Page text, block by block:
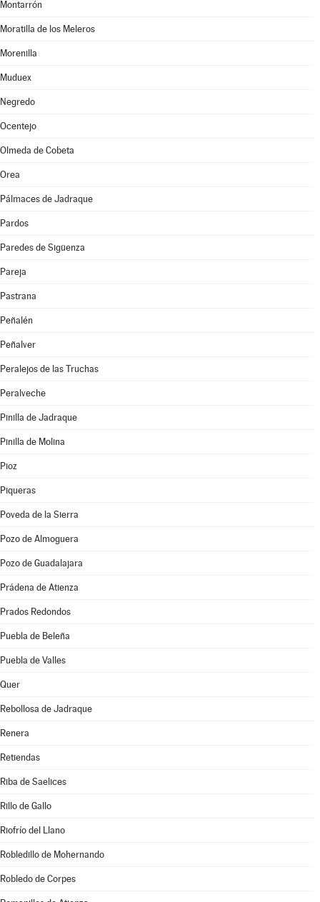
Montarrón
Moratilla de los Meleros
Morenilla
Muduex
Negredo
Ocentejo
Olmeda de Cobeta
Orea
Pálmaces de Jadraque
Pardos
Paredes de Sigüenza
Pareja
Pastrana
Peñalén
Peñalver
Peralejos de las Truchas
Peralveche
Pinilla de Jadraque
Pinilla de Molina
Pioz
Piqueras
Poveda de la Sierra
Pozo de Almoguera
Pozo de Guadalajara
Prádena de Atienza
Prados Redondos
Puebla de Beleña
Puebla de Valles
Quer
Rebollosa de Jadraque
Renera
Retiendas
Riba de Saelices
Rillo de Gallo
Riofrío del Llano
Robledillo de Mohernando
Robledo de Corpes